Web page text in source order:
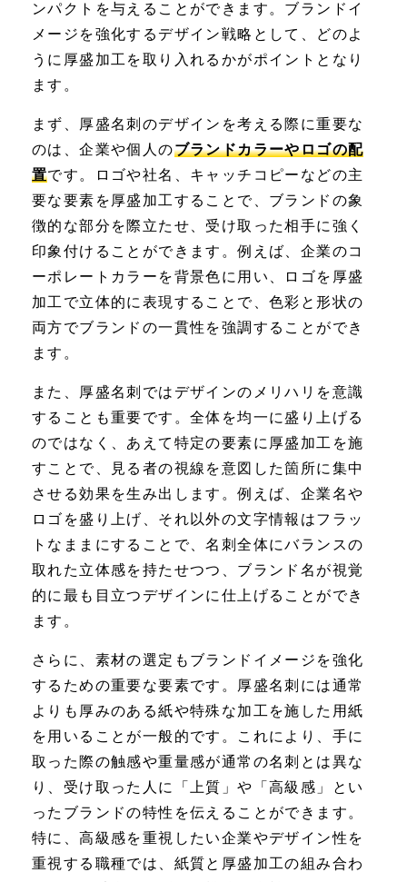
ンパクトを与えることができます。ブランドイ
メージを強化するデザイン戦略として、どのよ
うに厚盛加工を取り入れるかがポイントとなり
ます。
まず、厚盛名刺のデザインを考える際に重要な
のは、企業や個人のブランドカラーやロゴの配
置です。ロゴや社名、キャッチコピーなどの主
要な要素を厚盛加工することで、ブランドの象
徴的な部分を際立たせ、受け取った相手に強く
印象付けることができます。例えば、企業のコ
ーポレートカラーを背景色に用い、ロゴを厚盛
加工で立体的に表現することで、色彩と形状の
両方でブランドの一貫性を強調することができ
ます。
また、厚盛名刺ではデザインのメリハリを意識
することも重要です。全体を均一に盛り上げる
のではなく、あえて特定の要素に厚盛加工を施
すことで、見る者の視線を意図した箇所に集中
させる効果を生み出します。例えば、企業名や
ロゴを盛り上げ、それ以外の文字情報はフラッ
トなままにすることで、名刺全体にバランスの
取れた立体感を持たせつつ、ブランド名が視覚
的に最も目立つデザインに仕上げることができ
ます。
さらに、素材の選定もブランドイメージを強化
するための重要な要素です。厚盛名刺には通常
よりも厚みのある紙や特殊な加工を施した用紙
を用いることが一般的です。これにより、手に
取った際の触感や重量感が通常の名刺とは異な
り、受け取った人に「上質」や「高級感」とい
ったブランドの特性を伝えることができます。
特に、高級感を重視したい企業やデザイン性を
重視する職種では、紙質と厚盛加工の組み合わ